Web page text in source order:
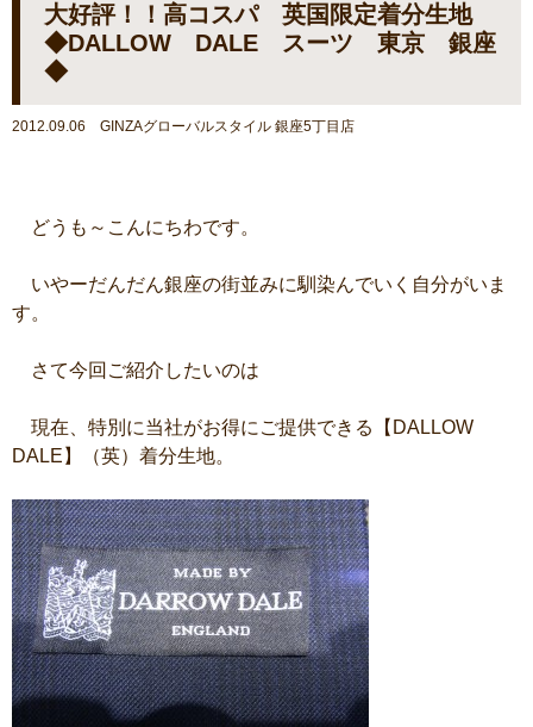
大好評！！高コスパ 英国限定着分生地
◆DALLOW DALE スーツ 東京 銀座
◆
2012.09.06 GINZAグローバルスタイル 銀座5丁目店
どうも～こんにちわです。
いやーだんだん銀座の街並みに馴染んでいく自分がいま
す。
さて今回ご紹介したいのは
現在、特別に当社がお得にご提供できる【DALLOW
DALE】（英）着分生地。